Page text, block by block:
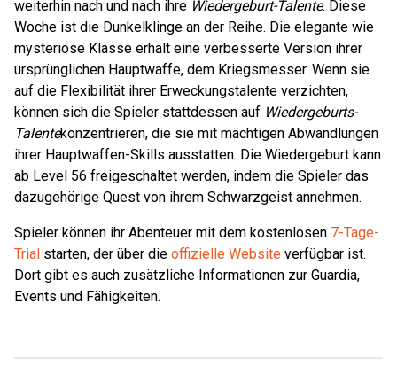
weiterhin nach und nach ihre Wiedergeburt-Talente. Diese
Woche ist die Dunkelklinge an der Reihe. Die elegante wie
mysteriöse Klasse erhält eine verbesserte Version ihrer
ursprünglichen Hauptwaffe, dem Kriegsmesser. Wenn sie
auf die Flexibilität ihrer Erweckungstalente verzichten,
können sich die Spieler stattdessen auf Wiedergeburts-
Talentekonzentrieren, die sie mit mächtigen Abwandlungen
ihrer Hauptwaffen-Skills ausstatten. Die Wiedergeburt kann
ab Level 56 freigeschaltet werden, indem die Spieler das
dazugehörige Quest von ihrem Schwarzgeist annehmen.
Spieler können ihr Abenteuer mit dem kostenlosen 7-Tage-
Trial starten, der über die offizielle Website verfügbar ist.
Dort gibt es auch zusätzliche Informationen zur Guardia,
Events und Fähigkeiten.